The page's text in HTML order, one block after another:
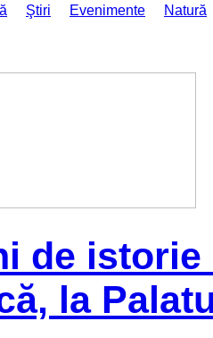
Ştiri Evenimente
Natură
de
la